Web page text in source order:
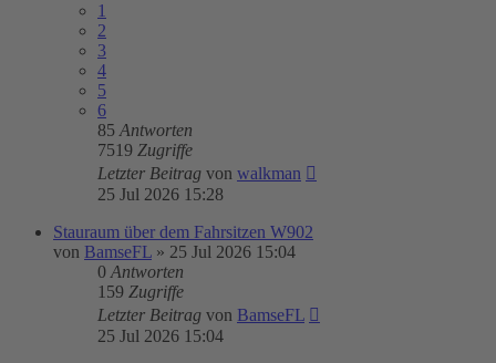
1
2
3
4
5
6
85 Antworten
7519 Zugriffe
Letzter Beitrag von walkman
25 Jul 2026 15:28
Stauraum über dem Fahrsitzen W902
von BamseFL » 25 Jul 2026 15:04
0 Antworten
159 Zugriffe
Letzter Beitrag von BamseFL
25 Jul 2026 15:04